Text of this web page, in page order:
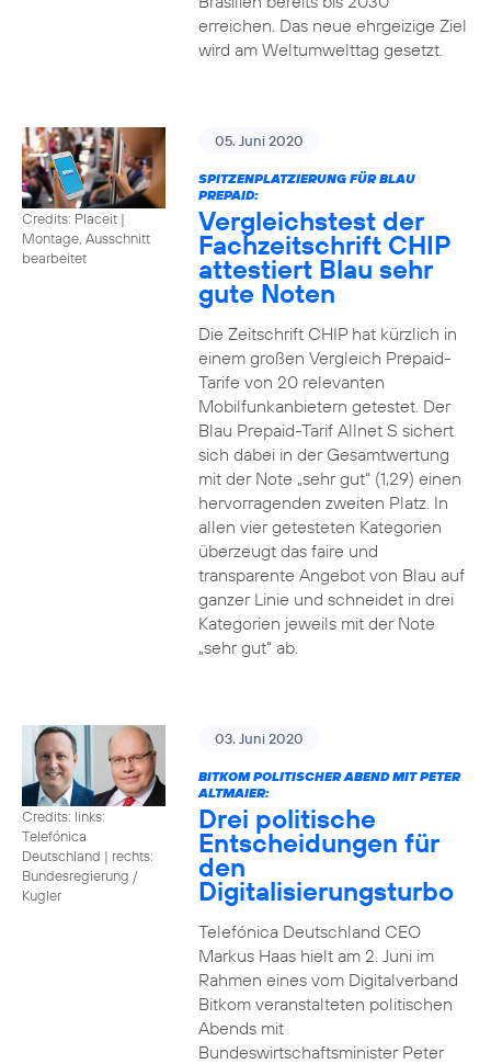
erreichen. Das neue ehrgeizige Ziel
wird am Weltumwelttag gesetzt.
Credits: Placeit |
Montage, Ausschnitt
bearbeitet
05. Juni 2020
SPITZENPLATZIERUNG FÜR BLAU
PREPAID:
Vergleichstest der
Fachzeitschrift CHIP
attestiert Blau sehr
gute Noten
Die Zeitschrift CHIP hat kürzlich in
einem großen Vergleich Prepaid-
Tarife von 20 relevanten
Mobilfunkanbietern getestet. Der
Blau Prepaid-Tarif Allnet S sichert
sich dabei in der Gesamtwertung
mit der Note „sehr gut“ (1,29) einen
hervorragenden zweiten Platz. In
allen vier getesteten Kategorien
überzeugt das faire und
transparente Angebot von Blau auf
ganzer Linie und schneidet in drei
Kategorien jeweils mit der Note
„sehr gut“ ab.
Credits: links:
Telefónica
Deutschland | rechts:
Bundesregierung /
Kugler
03. Juni 2020
BITKOM POLITISCHER ABEND MIT PETER
ALTMAIER:
Drei politische
Entscheidungen für
den
Digitalisierungsturbo
Telefónica Deutschland CEO
Markus Haas hielt am 2. Juni im
Rahmen eines vom Digitalverband
Bitkom veranstalteten politischen
Abends mit
Bundeswirtschaftsminister Peter